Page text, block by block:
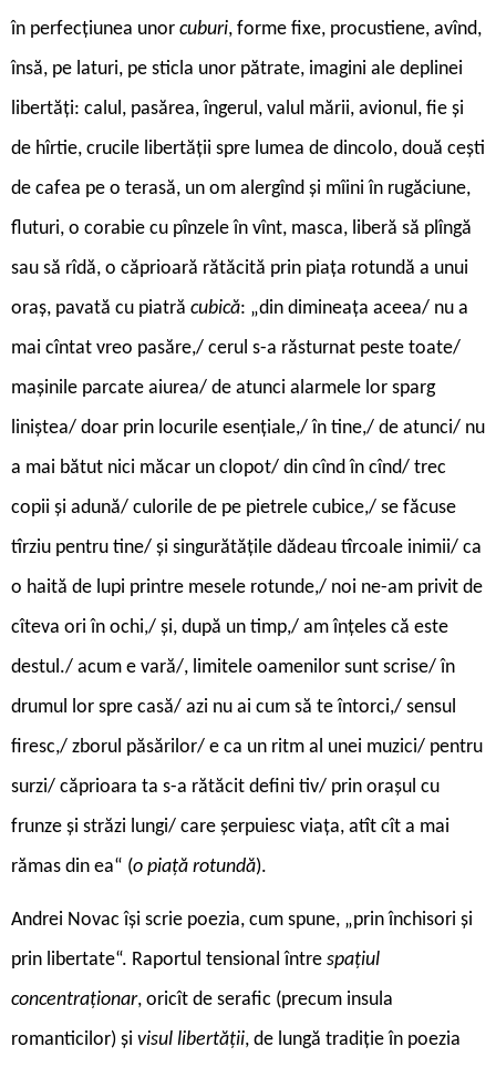
în perfecțiunea unor cuburi, forme fixe, procustiene, avînd,
însă, pe laturi, pe sticla unor pătrate, imagini ale deplinei
libertăți: calul, pasărea, îngerul, valul mării, avionul, fie și
de hîrtie, crucile libertății spre lumea de dincolo, două cești
de cafea pe o terasă, un om alergînd și mîini în rugăciune,
fluturi, o corabie cu pînzele în vînt, masca, liberă să plîngă
sau să rîdă, o căprioară rătăcită prin piața rotundă a unui
oraș, pavată cu piatră cubică: „din dimineața aceea/ nu a
mai cîntat vreo pasăre,/ cerul s-a răsturnat peste toate/
mașinile parcate aiurea/ de atunci alarmele lor sparg
liniștea/ doar prin locurile esențiale,/ în tine,/ de atunci/ nu
a mai bătut nici măcar un clopot/ din cînd în cînd/ trec
copii și adună/ culorile de pe pietrele cubice,/ se făcuse
tîrziu pentru tine/ și singurătățile dădeau tîrcoale inimii/ ca
o haită de lupi printre mesele rotunde,/ noi ne-am privit de
cîteva ori în ochi,/ și, după un timp,/ am înțeles că este
destul./ acum e vară/, limitele oamenilor sunt scrise/ în
drumul lor spre casă/ azi nu ai cum să te întorci,/ sensul
firesc,/ zborul păsărilor/ e ca un ritm al unei muzici/ pentru
surzi/ căprioara ta s-a rătăcit defini tiv/ prin orașul cu
frunze și străzi lungi/ care șerpuiesc viața, atît cît a mai
rămas din ea“ (o piață rotundă).
Andrei Novac își scrie poezia, cum spune, „prin închisori și
prin libertate“. Raportul tensional între spațiul
concentraționar, oricît de serafic (precum insula
romanticilor) și visul libertății, de lungă tradiție în poezia